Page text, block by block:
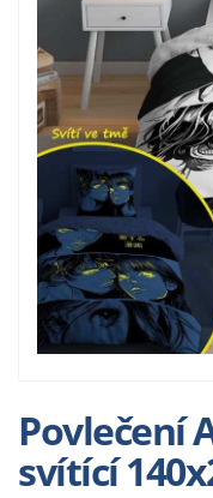
Povlečení
svítící